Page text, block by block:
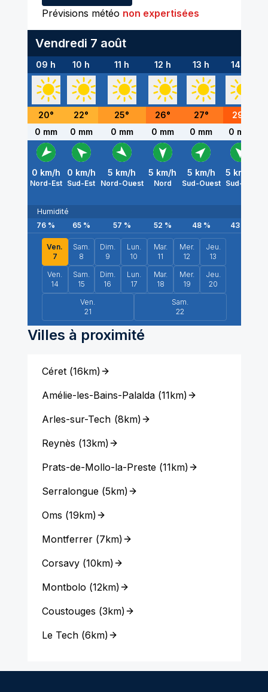
Prévisions météo non expertisées
Vendredi 7 août
09 h 10 h 11 h 12 h 13 h 14 h
20° 22° 25° 26° 27° 29
0 mm
0 mm 0 mm 0 mm 0 mm 0 mm
0 km/h
Nord-Est
0 km/h
Sud-Est
5 km/h
Nord-Ouest
5 km/h
Nord
5 km/h
Sud-Ouest
5 km/h
Sud-Est
Humidité
76 % 65% 57 % 52 % 48% 43
Ven.
7
Sam.
8
Dim.
9
Lun.
10
Mar.
11
Mer.
12
Jeu.
13
Ven.
14
Sam.
15
Dim.
16
Lun.
17
Mar.
18
Mer.
19
Jeu.
20
Ven.
21
Sam.
22
Villes à proximité
Céret(16km)
Amélie-les-Bains-Palalda(11km)
Arles-sur-Tech (8km)
Reynès (13km)
Prats-de-Mollo-la-Preste(11km)
Serralongue(5km)
Oms (19km)
Montferrer(7km)
Corsavy(10km)
Montbolo (12km)
Coustouges (3km)
Le Tech(6km)